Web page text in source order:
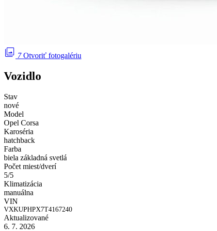
photo_library 7 Otvoriť fotogalériu
Vozidlo
Stav
nové
Model
Opel Corsa
Karoséria
hatchback
Farba
biela základná svetlá
Počet miest/dverí
5/5
Klimatizácia
manuálna
VIN
VXKUPHPX7T4167240
Aktualizované
6. 7. 2026